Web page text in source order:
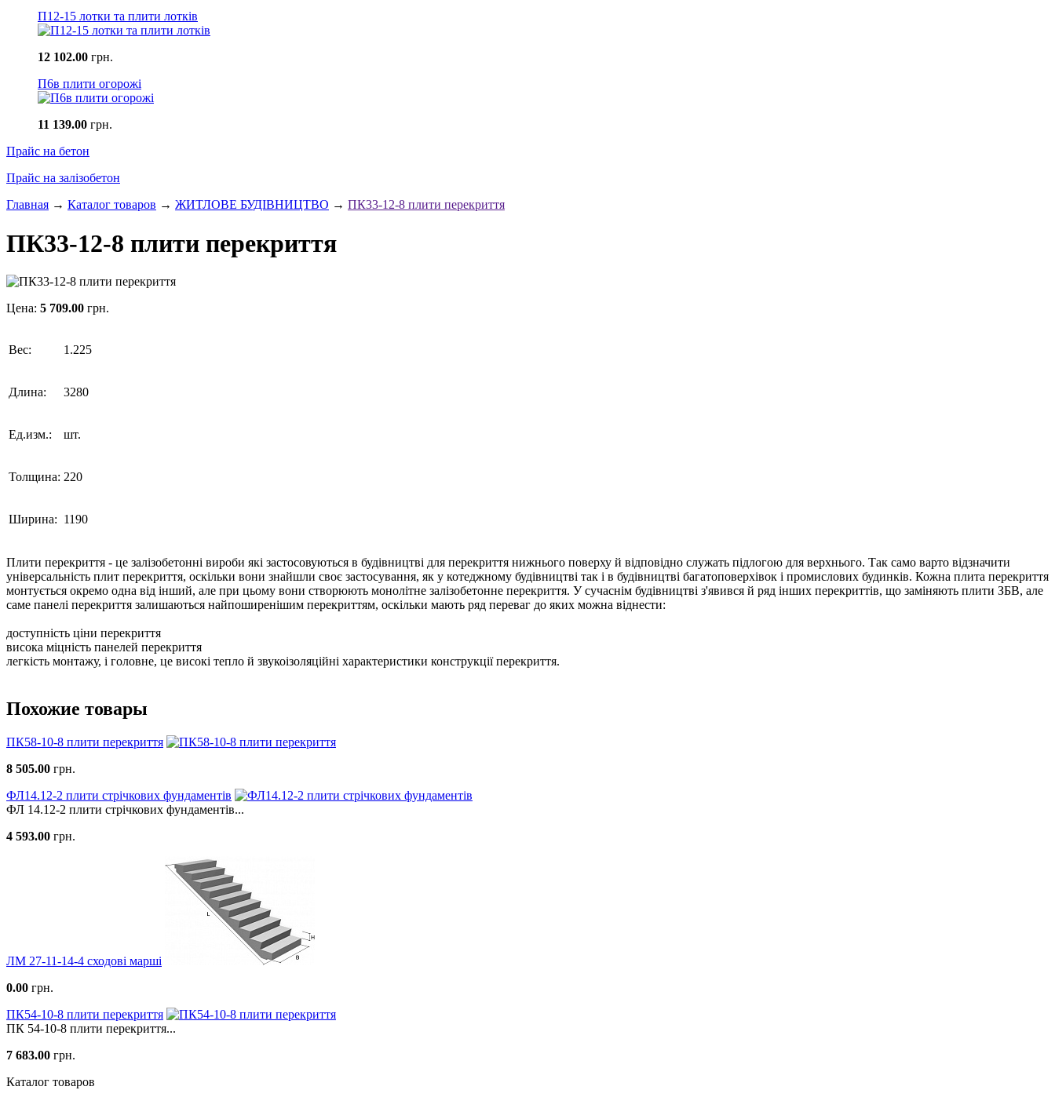
П12-15 лотки та плити лотків
12 102.00 грн.
П6в плити огорожі
11 139.00 грн.
Прайс на бетон
Прайс на залізобетон
Главная → Каталог товаров → ЖИТЛОВЕ БУДIВНИЦТВО → ПК33-12-8 плити перекриття
ПК33-12-8 плити перекриття
Цена: 5 709.00 грн.
Вес: 1.225
Длина: 3280
Ед.изм.: шт.
Толщина: 220
Ширина: 1190
Плити перекриття - це залізобетонні вироби які застосовуються в будівництві для перекриття нижнього поверху й відповідно служать підлогою для верхнього. Так само варто відзначити
універсальність плит перекриття, оскільки вони знайшли своє застосування, як у котеджному будівництві так і в будівництві багатоповерхівок і промислових будинків. Кожна плита перекриття
монтується окремо одна від інший, але при цьому вони створюють монолітне залізобетонне перекриття. У сучаснім будівництві з'явився й ряд інших перекриттів, що заміняють плити ЗБВ, але
саме панелі перекриття залишаються найпоширенішим перекриттям, оскільки мають ряд переваг до яких можна віднести:
доступність ціни перекриття
висока міцність панелей перекриття
легкість монтажу, і головне, це високі тепло й звукоізоляційні характеристики конструкції перекриття.
Похожие товары
ПК58-10-8 плити перекриття
8 505.00 грн.
ФЛ14.12-2 плити стрічкових фундаментів
ФЛ 14.12-2 плити стрічкових фундаментів...
4 593.00 грн.
ЛМ 27-11-14-4 сходові марші
0.00 грн.
ПК54-10-8 плити перекриття
ПК 54-10-8 плити перекриття...
7 683.00 грн.
Каталог товаров